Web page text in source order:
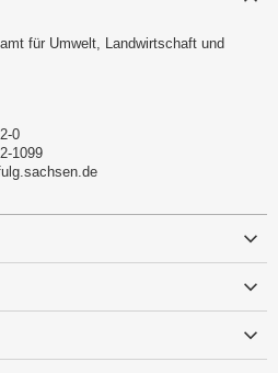
für Umwelt, Landwirtschaft und
0
1099